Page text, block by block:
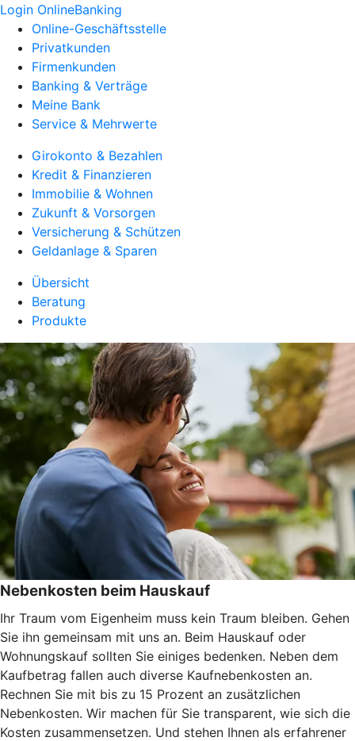
Login OnlineBanking
Online-Geschäftsstelle
Privatkunden
Firmenkunden
Banking & Verträge
Meine Bank
Service & Mehrwerte
Girokonto & Bezahlen
Kredit & Finanzieren
Immobilie & Wohnen
Zukunft & Vorsorgen
Versicherung & Schützen
Geldanlage & Sparen
Übersicht
Beratung
Produkte
Nebenkosten beim Hauskauf
Ihr Traum vom Eigenheim muss kein Traum bleiben. Gehen
Sie ihn gemeinsam mit uns an. Beim Hauskauf oder
Wohnungskauf sollten Sie einiges bedenken. Neben dem
Kaufbetrag fallen auch diverse Kaufnebenkosten an.
Rechnen Sie mit bis zu 15 Prozent an zusätzlichen
Nebenkosten. Wir machen für Sie transparent, wie sich die
Kosten zusammensetzen. Und stehen Ihnen als erfahrener